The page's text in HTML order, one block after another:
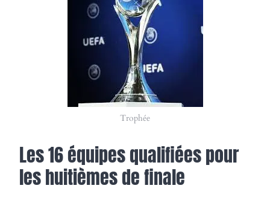
Trophée
Les 16 équipes qualifiées pour
les huitièmes de finale